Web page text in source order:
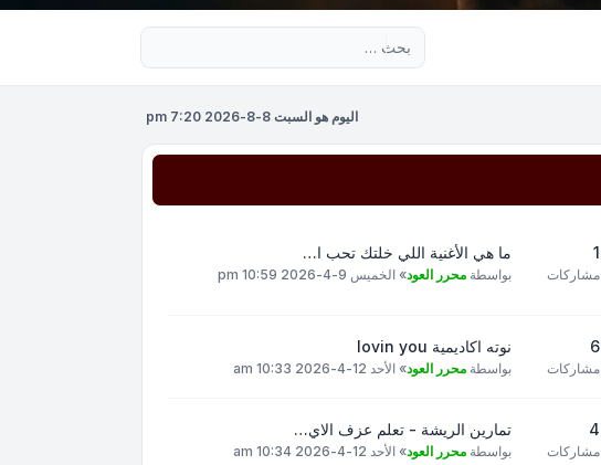
اليوم هو السبت 8-8-2026 7:20 pm
1
مشاركات
ما هي الأغنية اللي خلتك تحب ا…
بواسطة محرر العود» الخميس 9-4-2026 10:59 pm
6
مشاركات
نوته اكاديمية lovin you
بواسطة محرر العود» الأحد 12-4-2026 10:33 am
4
مشاركات
تمارين الريشة - تعلم عزف الاي…
بواسطة محرر العود» الأحد 12-4-2026 10:34 am